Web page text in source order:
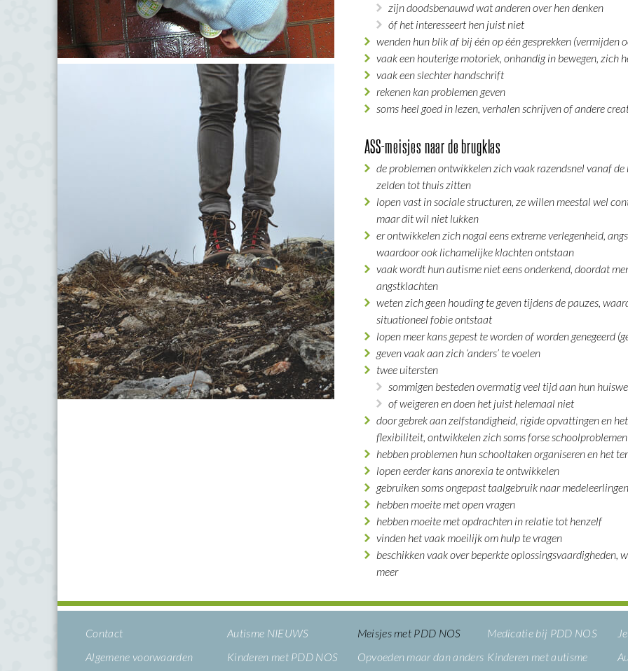
zijn doodsbenauwd wat anderen over hen denken
óf het interesseert hen juist niet
wenden hun blik af bij één op één gesprekken (vermijden
vaak een houterige motoriek, onhandig in bewegen, zich
vaak een slechter handschrift
rekenen kan problemen geven
soms heel goed in lezen, verhalen schrijven of andere
ASS-meisjes naar de brugklas
de problemen ontwikkelen zich vaak razendsnel vanaf de
zelden tot thuis zitten
lopen vast in sociale structuren, ze willen meestal wel
maar dit wil niet lukken
er ontwikkelen zich nogal eens extreme verlegenheid,
waardoor ook lichamelijke klachten ontstaan
vaak wordt hun autisme niet eens onderkend, doordat
angstklachten
weten zich geen houding te geven tijdens de pauzes,
situationeel fobie ontstaat
lopen meer kans gepest te worden of worden genegeerd
geven vaak aan zich ‘anders’ te voelen
twee uitersten
sommigen besteden overmatig veel tijd aan hun
of weigeren en doen het juist helemaal niet
door gebrek aan zelfstandigheid, rigide opvattingen en
flexibiliteit, ontwikkelen zich soms forse schoolproblemen
hebben problemen hun schooltaken organiseren en het
lopen eerder kans anorexia te ontwikkelen
gebruiken soms ongepast taalgebruik naar
hebben moeite met open vragen
hebben moeite met opdrachten in relatie tot henzelf
vinden het vaak moeilijk om hulp te vragen
beschikken vaak over beperkte oplossingsvaardigheden,
meer
Contact
Algemene voorwaarden
Autisme NIEUWS Meisjes met PDD NOS Medicatie bij PDD NOS
Kinderen met PDD NOS
Opvoeden maar dan anders Kinderen met autisme